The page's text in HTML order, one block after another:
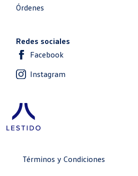
Órdenes
Redes sociales
Facebook
Instagram
Términos y Condiciones